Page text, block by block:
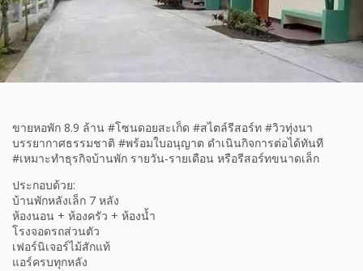
ขายหอพัก 8.9 ล้าน #โซนดอยสะเก็ด #สไตล์รีสอร์ท #วิวทุ่งนา
บรรยากาศธรรมชาติ #พร้อมใบอนุญาต ดำเนินกิจการต่อได้ทันที
#เหมาะทำธุรกิจบ้านพัก รายวัน-รายเดือน หรือรีสอร์ทขนาดเล็ก
ประกอบด้วย:
บ้านพักหลังเล็ก 7 หลัง
ห้องนอน + ห้องครัว + ห้องน้ำ
โรงจอดรถส่วนตัว
เฟอร์นิเจอร์ไม้สักแท้
แอร์ครบทุกหลัง